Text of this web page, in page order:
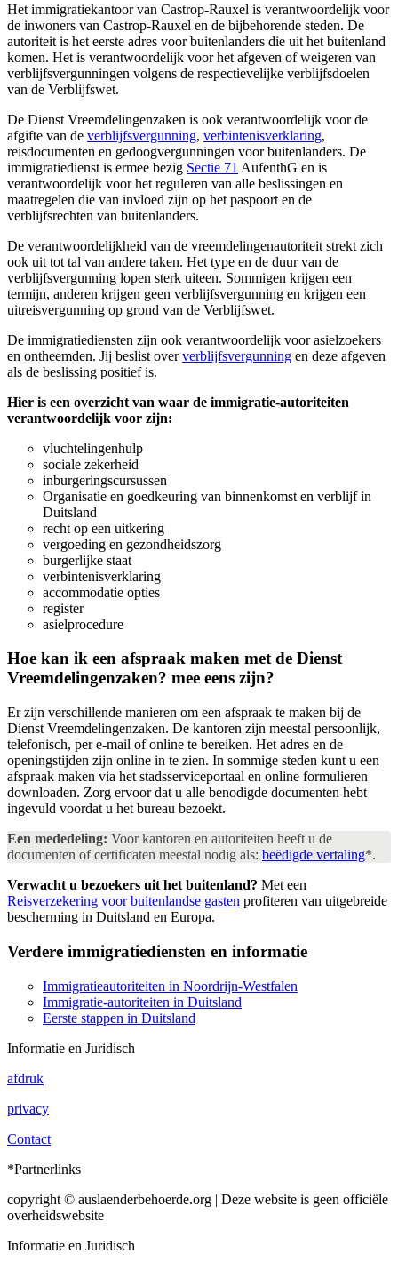
Het immigratiekantoor van Castrop-Rauxel is verantwoordelijk voor
de inwoners van Castrop-Rauxel en de bijbehorende steden. De
autoriteit is het eerste adres voor buitenlanders die uit het buitenland
komen. Het is verantwoordelijk voor het afgeven of weigeren van
verblijfsvergunningen volgens de respectievelijke verblijfsdoelen
van de Verblijfswet.
De Dienst Vreemdelingenzaken is ook verantwoordelijk voor de
afgifte van de verblijfsvergunning, verbintenisverklaring,
reisdocumenten en gedoogvergunningen voor buitenlanders. De
immigratiedienst is ermee bezig Sectie 71 AufenthG en is
verantwoordelijk voor het reguleren van alle beslissingen en
maatregelen die van invloed zijn op het paspoort en de
verblijfsrechten van buitenlanders.
De verantwoordelijkheid van de vreemdelingenautoriteit strekt zich
ook uit tot tal van andere taken. Het type en de duur van de
verblijfsvergunning lopen sterk uiteen. Sommigen krijgen een
termijn, anderen krijgen geen verblijfsvergunning en krijgen een
uitreisvergunning op grond van de Verblijfswet.
De immigratiediensten zijn ook verantwoordelijk voor asielzoekers
en ontheemden. Jij beslist oververblijfsvergunning en deze afgeven
als de beslissing positief is.
Hier is een overzicht van waar de immigratie-autoriteiten
verantwoordelijk voor zijn:
vluchtelingenhulp
sociale zekerheid
inburgeringscursussen
Organisatie en goedkeuring van binnenkomst en verblijf in
Duitsland
recht op een uitkering
vergoeding en gezondheidszorg
burgerlijke staat
verbintenisverklaring
accommodatie opties
register
asielprocedure
Hoe kan ik een afspraak maken met de Dienst
Vreemdelingenzaken? mee eens zijn?
Er zijn verschillende manieren om een afspraak te maken bij de
Dienst Vreemdelingenzaken. De kantoren zijn meestal persoonlijk,
telefonisch, per e-mail of online te bereiken. Het adres en de
openingstijden zijn online in te zien. In sommige steden kunt u een
afspraak maken via het stadsserviceportaal en online formulieren
downloaden. Zorg ervoor dat u alle benodigde documenten hebt
ingevuld voordat u het bureau bezoekt.
Een mededeling: Voor kantoren en autoriteiten heeft u de
documenten of certificaten meestal nodig als: beëdigde vertaling*.
Verwacht u bezoekers uit het buitenland? Met een
Reisverzekering voor buitenlandse gasten profiteren van uitgebreide
bescherming in Duitsland en Europa.
Verdere immigratiediensten en informatie
Immigratieautoriteiten in Noordrijn-Westfalen
Immigratie-autoriteiten in Duitsland
Eerste stappen in Duitsland
Informatie en Juridisch
afdruk
privacy
Contact
*Partnerlinks
copyright © auslaenderbehoerde.org | Deze website is geen officiële
overheidswebsite
Informatie en Juridisch